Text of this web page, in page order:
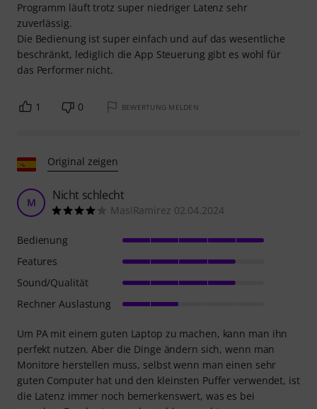
Programm läuft trotz super niedriger Latenz sehr
zuverlässig.
Die Bedienung ist super einfach und auf das wesentliche
beschränkt, lediglich die App Steuerung gibt es wohl für
das Performer nicht.
1 0 BEWERTUNG MELDEN
Original zeigen
M Nicht schlecht
MasiRamirez 02.04.2024
Um PA mit einem guten Laptop zu machen, kann man ihn
perfekt nutzen. Aber die Dinge ändern sich, wenn man
Monitore herstellen muss, selbst wenn man einen sehr
guten Computer hat und den kleinsten Puffer verwendet, ist
die Latenz immer noch bemerkenswert, was es bei
Bedienung
Features
Sound/Qualität
Rechner Auslastung